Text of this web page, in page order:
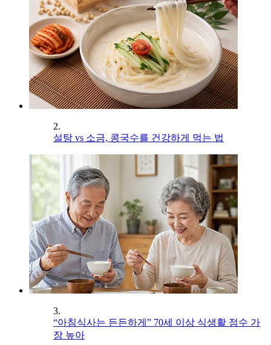
2.
설탕 vs 소금, 콩국수를 건강하게 먹는 법
3.
“아침식사는 든든하게” 70세 이상 식생활 점수 가
장 높아